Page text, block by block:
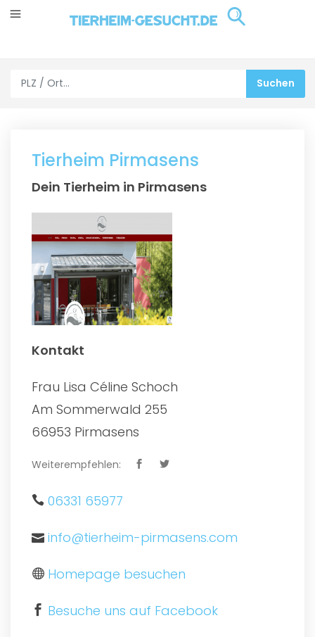
Tierheim Pirmasens
Dein Tierheim in Pirmasens
Kontakt
Frau Lisa Céline Schoch
Am Sommerwald 255
66953 Pirmasens
Weiterempfehlen:
06331 65977
info@tierheim-pirmasens.com
Homepage besuchen
Besuche uns auf Facebook